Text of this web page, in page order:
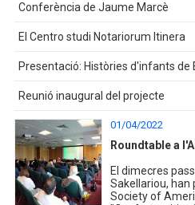
Conferència de Jaume Marcè
El Centro studi Notariorum Itinera
Presentació: Històries d'infants de
Reunió inaugural del projecte
01/04/2022
Roundtable a
El dimecres
Sakellariou, han
Society of